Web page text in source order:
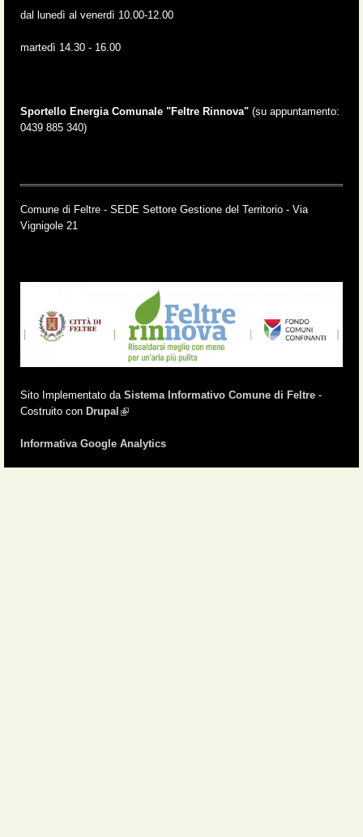
dal lunedì al venerdì 10.00-12.00
martedì 14.30 - 16.00
Sportello Energia Comunale "Feltre Rinnova" (su appuntamento:
0439 885 340)
Comune di Feltre - SEDE Settore Gestione del Territorio - Via
Vignigole 21
Sito Implementato da Sistema Informativo Comune di Feltre -
Costruito con Drupal (link is external)
Informativa Google Analytics